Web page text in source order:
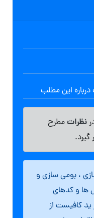
این مطلب
نظراتمطرح
گیرد.
، بومی سازی و
ها و کدهای
ید کافیست از